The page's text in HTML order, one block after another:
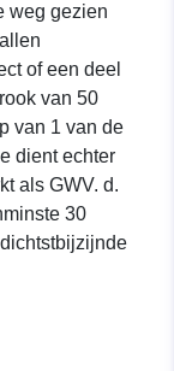
weg gezien
of een deel
van 50
van 1 van de
dient echter
als GWV. d.
30